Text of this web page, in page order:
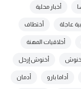
أخبار محلية
عاجلة أختطاف
أخلاقيات المهنة
أخنوش أخنوش إرحل
أداما بارو أدمان